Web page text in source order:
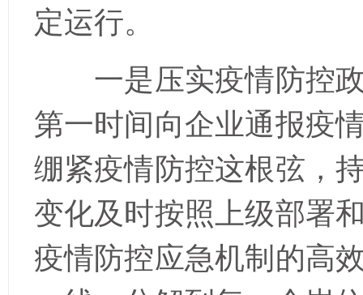
定运行。
一是压实疫情防控
第一时间向企业通报疫
绷紧疫情防控这根弦，
变化及时按照上级部署
疫情防控应急机制的高